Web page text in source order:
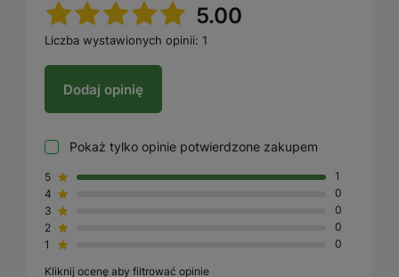
5.00
Liczba wystawionych opinii: 1
Dodaj opinię
Pokaż tylko opinie potwierdzone zakupem
5
1
4
0
3
0
2
0
1
0
Kliknij ocenę aby filtrować opinie